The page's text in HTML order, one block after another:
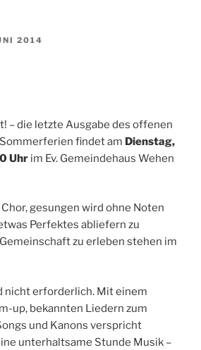
2014
– die letzte Ausgabe des offenen
findet am Dienstag,
Uhr im Ev. Gemeindehaus Wehen
gesungen wird ohne Noten
Perfektes abliefern zu
zu erleben stehen im
nicht erforderlich. Mit einem
up, bekannten Liedern zum
und Kanons verspricht
unterhaltsame Stunde Musik –